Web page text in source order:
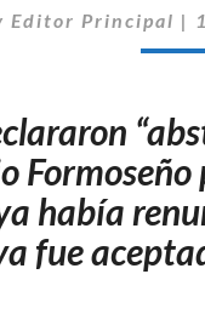
Editor Principal |
había
fue